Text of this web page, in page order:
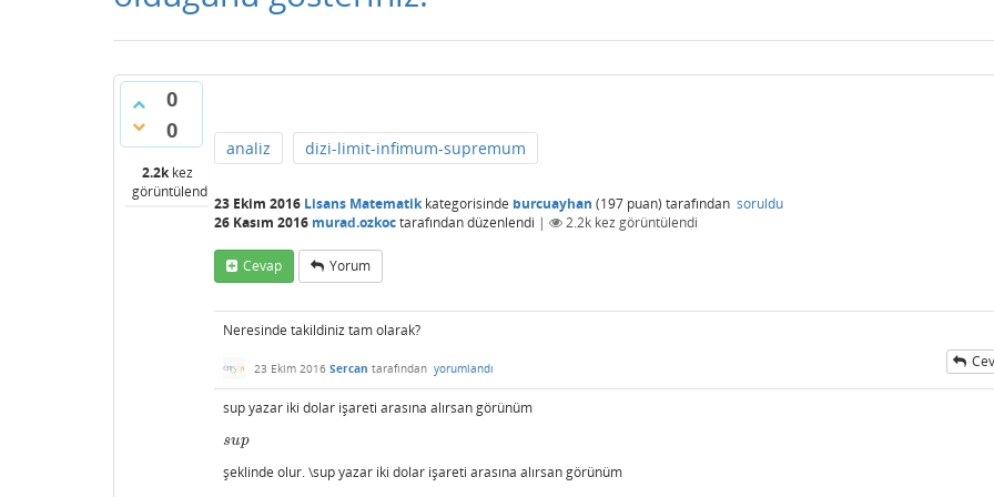
0
0
2.2kkez
görüntülendi
analiz dizi-limit-infimum-supremum
23 Ekim 2016 Lisans Matematikkategorisinde burcuayhan (197 puan) tarafından soruldu
26 Kasım 2016 murad.ozkoctarafındandüzenlendi | 2.2k kez görüntülendi
Cevap Yorum
Neresinde takildiniz tam olarak?
23 Ekim 2016 Sercan tarafından yorumlandı
sup yazar iki dolar işareti arasına alırsan görünüm
sup
sup
şeklinde olur. \sup yazar iki dolar işareti arasına alırsan görünüm